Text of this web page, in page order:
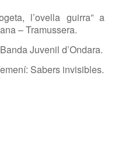
l’ovella guirra” a
– Tramussera.
Juvenil d’Ondara.
Sabers invisibles.